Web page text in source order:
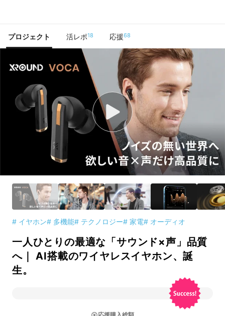
プロジェクト 活レポ18 応援68
# イヤホン# 多機能# テクノロジー# 家電# オーディオ
一人ひとりの最適な「サウンド×声」品質
へ｜ AI搭載のワイヤレスイヤホン、誕
生。